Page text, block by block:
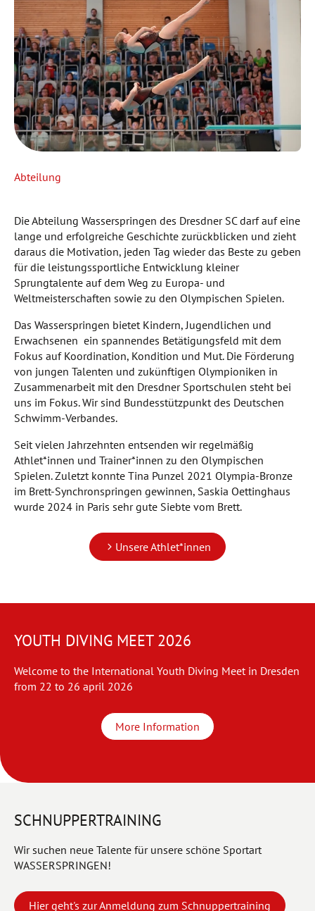
Abteilung
Die Abteilung Wasserspringen des Dresdner SC darf auf eine
lange und erfolgreiche Geschichte zurückblicken und zieht
daraus die Motivation, jeden Tag wieder das Beste zu geben
für die leistungssportliche Entwicklung kleiner
Sprungtalente auf dem Weg zu Europa- und
Weltmeisterschaften sowie zu den Olympischen Spielen.
Das Wasserspringen bietet Kindern, Jugendlichen und
Erwachsenen ein spannendes Betätigungsfeld mit dem
Fokus auf Koordination, Kondition und Mut. Die Förderung
von jungen Talenten und zukünftigen Olympioniken in
Zusammenarbeit mit den Dresdner Sportschulen steht bei
uns im Fokus. Wir sind Bundesstützpunkt des Deutschen
Schwimm-Verbandes.
Seit vielen Jahrzehnten entsenden wir regelmäßig
Athlet*innen und Trainer*innen zu den Olympischen
Spielen. Zuletzt konnte Tina Punzel 2021 Olympia-Bronze
im Brett-Synchronspringen gewinnen, Saskia Oettinghaus
wurde 2024 in Paris sehr gute Siebte vom Brett.
Unsere Athlet*innen
YOUTH DIVING MEET 2026
Welcome to the International Youth Diving Meet in Dresden
from 22 to 26 april 2026
More Information
SCHNUPPERTRAINING
Wir suchen neue Talente für unsere schöne Sportart
WASSERSPRINGEN!
Hier geht's zur Anmeldung zum Schnuppertraining